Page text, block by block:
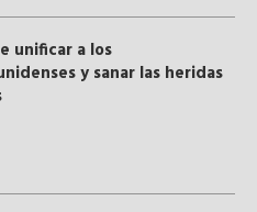
unificar a los
y sanar las heridas